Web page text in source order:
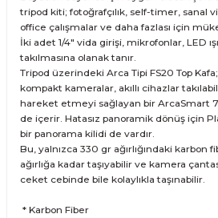
tripod kiti; fotoğrafçılık, self-timer, sanal
office çalışmalar ve daha fazlası için
İki adet 1/4" vida girişi, mikrofonlar, LED
takılmasına olanak tanır.
Tripod üzerindeki Arca Tipi FS20 Top
kompakt kameralar, akıllı cihazlar
hareket etmeyi sağlayan bir ArcaSmart
de içerir. Hatasız panoramik dönüş için
bir panorama kilidi de vardır.
Bu, yalnızca 330 gr ağırlığındaki karbon
ağırlığa kadar taşıyabilir ve kamera
ceket cebinde bile kolaylıkla taşınabilir.
* Karbon Fiber